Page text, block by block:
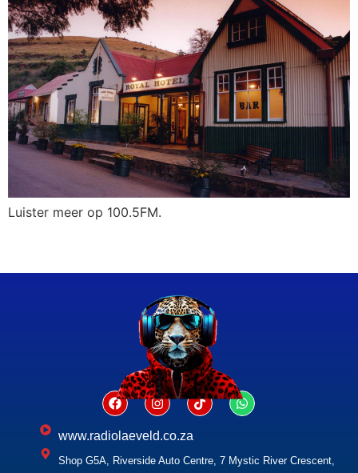
Luister meer op 100.5FM.
www.radiolaeveld.co.za
Shop G5A, Riverside Auto Centre, 7 Mystic River Crescent,